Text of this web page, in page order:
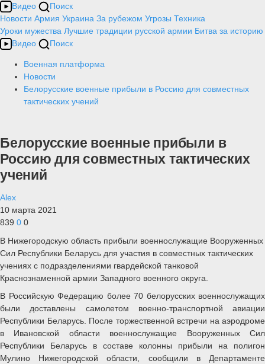
Видео
Поиск
Новости Армия Украина За рубежом Угрозы Техника
Уроки мужества Лучшие традиции русской армии Битва за историю
Видео
Поиск
Военная платформа
Новости
Белорусские военные прибыли в Россию для совместных
тактических учений
Белорусские военные прибыли в
Россию для совместных тактических
учений
Alex
10 марта 2021
839 0 0
В Нижегородскую область прибыли военнослужащие Вооруженных
Сил Республики Беларусь для участия в совместных тактических
учениях с подразделениями гвардейской танковой
Краснознаменной армии Западного военного округа.
В Российскую Федерацию более 70 белорусских военнослужащих
были доставлены самолетом военно-транспортной авиации
Республики Беларусь. После торжественной встречи на аэродроме
в Ивановской области военнослужащие Вооруженных Сил
Республики Беларусь в составе колонны прибыли на полигон
Мулино Нижегородской области, сообщили в Департаменте